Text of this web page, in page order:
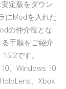
定版をダウン
にModを入れた
の仲介役とな
手順をご紹介
です。
、Windows 10
、Xbox